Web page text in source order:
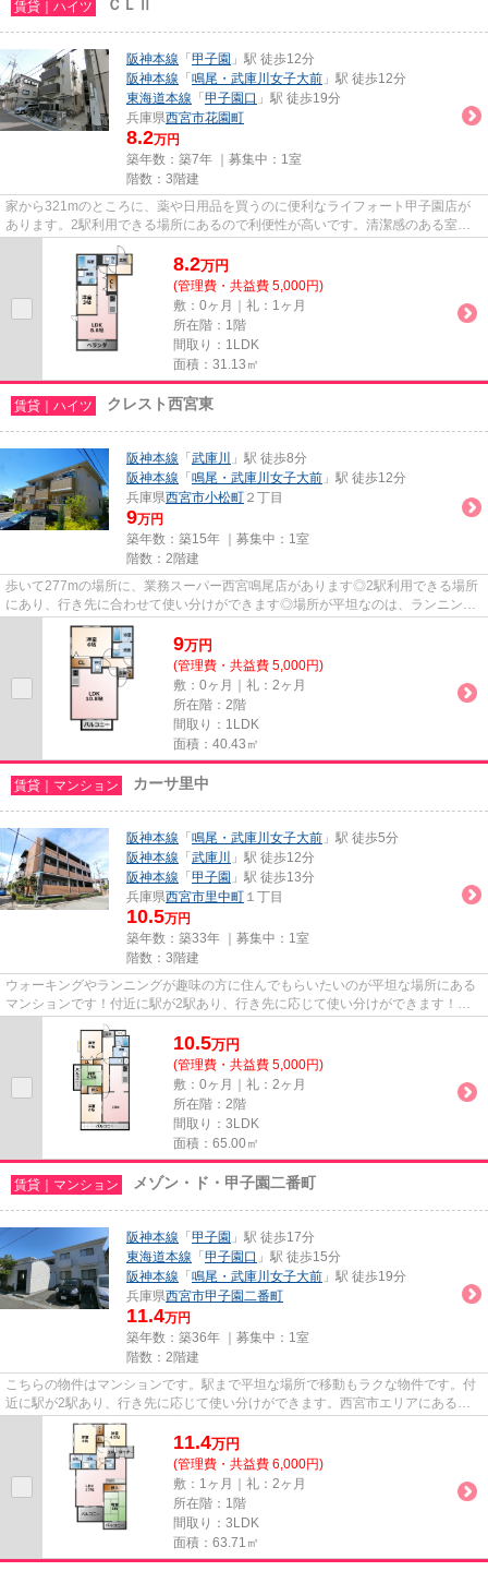
賃貸｜ハイツ ＣＬⅡ
阪神本線 「 甲子園 」駅 徒歩12分
阪神本線 「 鳴尾・武庫川女子大前 」駅 徒歩12分
東海道本線 「 甲子園口 」駅 徒歩19分
兵庫県西宮市花園町
8.2万円
築年数：築7年 ｜募集中： 1室
階数：3階建
家から321mのところに、薬や日用品を買うのに便利なライフォート甲子園店が
あります。2駅利用できる場所にあるので利便性が高いです。清潔感のある室内
が魅力的な平成30年築の物件とな...
8.2万円
(管理費・共益費 5,000円)
敷：0ヶ月｜礼：1ヶ月
所在階：1階
間取り：1LDK
面積：31.13㎡
賃貸｜ハイツ クレスト西宮東
阪神本線 「 武庫川
」駅 徒歩8分
阪神本線 「 鳴尾・武庫川女子大前 」駅 徒歩12分
兵庫県西宮市小松町 ２丁目
9万円
築年数：築15年 ｜募集中： 1室
階数：2階建
歩いて277mの場所に、業務スーパー西宮鳴尾店があります◎2駅利用できる場所
にあり、行き先に合わせて使い分けができます◎場所が平坦なのは、ランニング
をする上で抑えたいポイントです...
9万円
(管理費・共益費 5,000円)
敷：0ヶ月｜礼：2ヶ月
所在階：2階
間取り：1LDK
面積：40.43㎡
賃貸｜マンション カーサ里中
阪神本線 「 鳴尾・武庫川女子大前 」駅 徒歩5分
阪神本線 「 武庫川
」駅 徒歩12分
阪神本線 「 甲子園 」駅 徒歩13分
兵庫県西宮市里中町 １丁目
10.5万円
築年数：築33年 ｜募集中： 1室
階数：3階建
ウォーキングやランニングが趣味の方に住んでもらいたいのが平坦な場所にある
マンションです！付近に駅が2駅あり、行き先に応じて使い分けができます！ニ
ーズの高い、陽当たり環境良好...
10.5万円
(管理費・共益費 5,000円)
敷：0ヶ月｜礼：2ヶ月
所在階：2階
間取り：3LDK
面積：65.00㎡
賃貸｜マンション メゾン・ド・甲子園二番町
阪神本線 「 甲子園 」駅 徒歩17分
東海道本線 「 甲子園口 」駅 徒歩15分
阪神本線 「 鳴尾・武庫川女子大前 」駅 徒歩19分
兵庫県西宮市甲子園二番町
11.4万円
築年数：築36年 ｜募集中： 1室
階数：2階建
こちらの物件はマンションです。駅まで平坦な場所で移動もラクな物件です。付
近に駅が2駅あり、行き先に応じて使い分けができます。西宮市エリアにある賃
貸情報のことなら、地域に密着...
11.4万円
(管理費・共益費 6,000円)
敷：1ヶ月｜礼：2ヶ月
所在階：1階
間取り：3LDK
面積：63.71㎡